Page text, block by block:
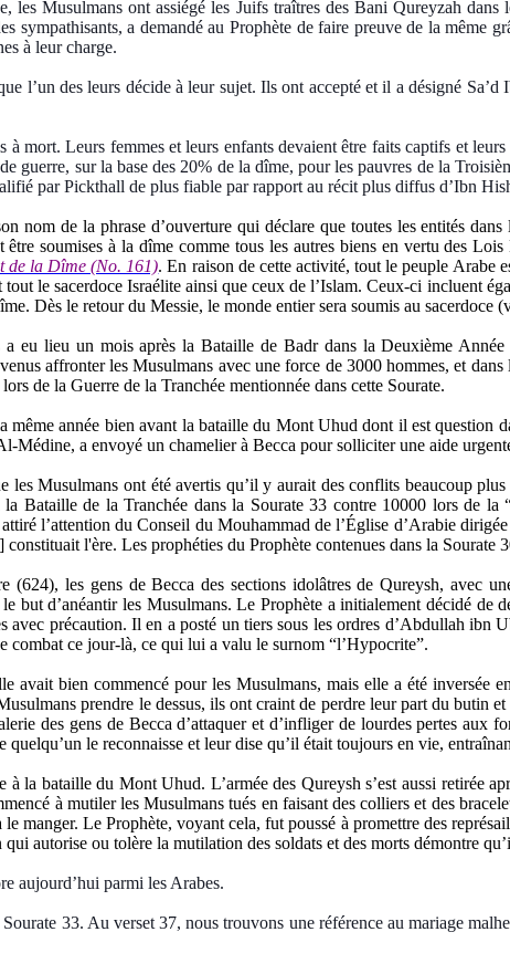
les Musulmans ont assiégé les Juifs traîtres des Bani Qureyzah
sympathisants, a demandé au Prophète de faire preuve de la
à leur charge.
l’un des leurs décide à leur sujet. Ils ont accepté et il a désigné
à mort. Leurs femmes et leurs enfants devaient être faits captifs et
guerre, sur la base des 20% de la dîme, pour les pauvres de la
par Pickthall de plus fiable par rapport au récit plus diffus d’Ibn
nom de la phrase d’ouverture qui déclare que toutes les entités
soumises à la dîme comme tous les autres biens en vertu des
de la Dîme (No. 161). En raison de cette activité, tout le peuple Arabe
le sacerdoce Israélite ainsi que ceux de l’Islam. Ceux-ci incluent
Dès le retour du Messie, le monde entier sera soumis au sacerdoce
a eu lieu un mois après la Bataille de Badr dans la Deuxième
affronter les Musulmans avec une force de 3000 hommes, et
de la Guerre de la Tranchée mentionnée dans cette Sourate.
année bien avant la bataille du Mont Uhud dont il est question
Médine, a envoyé un chamelier à Becca pour solliciter une aide
les Musulmans ont été avertis qu’il y aurait des conflits beaucoup
Bataille de la Tranchée dans la Sourate 33 contre 10000 lors de
l’attention du Conseil du Mouhammad de l’Église d’Arabie
l'ère. Les prophéties du Prophète contenues dans la Sourate
(624), les gens de Becca des sections idolâtres de Qureysh, avec
but d’anéantir les Musulmans. Le Prophète a initialement décidé de
précaution. Il en a posté un tiers sous les ordres d’Abdullah ibn
combat ce jour-là, ce qui lui a valu le surnom “l’Hypocrite”.
avait bien commencé pour les Musulmans, mais elle a été inversée
prendre le dessus, ils ont craint de perdre leur part du butin
des gens de Becca d’attaquer et d’infliger de lourdes pertes
quelqu’un le reconnaisse et leur dise qu’il était toujours en vie,
la bataille du Mont Uhud. L’armée des Qureysh s’est aussi retirée
à mutiler les Musulmans tués en faisant des colliers et des
manger. Le Prophète, voyant cela, fut poussé à promettre des
autorise ou tolère la mutilation des soldats et des morts démontre
aujourd’hui parmi les Arabes.
33. Au verset 37, nous trouvons une référence au mariage